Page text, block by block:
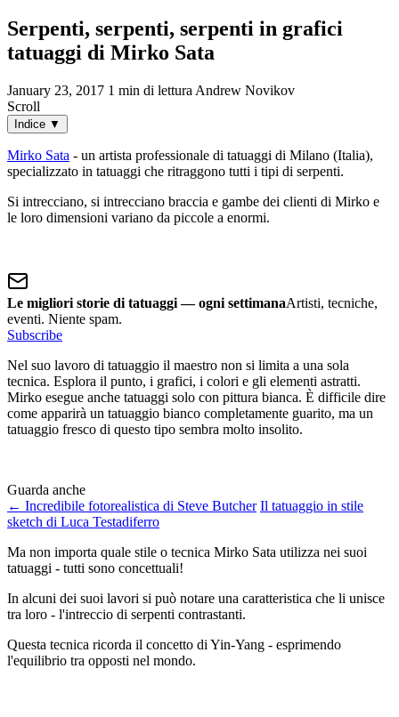
Serpenti, serpenti, serpenti in grafici
tatuaggi di Mirko Sata
January 23, 2017 1 min di lettura Andrew Novikov
Scroll
Indice ▼
Mirko Sata - un artista professionale di tatuaggi di Milano (Italia),
specializzato in tatuaggi che ritraggono tutti i tipi di serpenti.
Si intrecciano, si intrecciano braccia e gambe dei clienti di Mirko e
le loro dimensioni variano da piccole a enormi.